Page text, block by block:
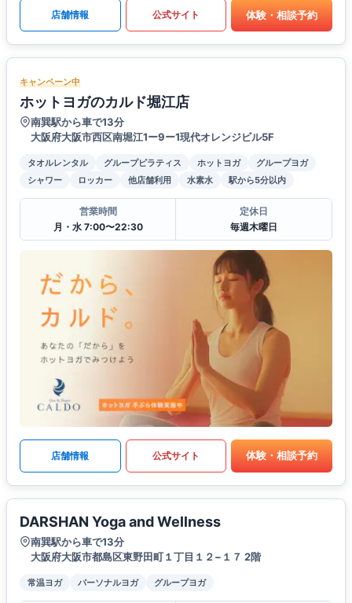
店舗情報 公式サイト 体験・相談予約
キャンペーン中
ホットヨガのカルド堀江店
南巽駅から車で13分
大阪府大阪市西区南堀江1ー9ー1現代オレンジビル5F
タオルレンタル グループピラティス ホットヨガ
グループヨガ
シャワー
ロッカー 他店舗利用 水素水 駅から5分以内
営業時間
月・水 7:00〜22:30
定休日
毎週木曜日
店舗情報 公式サイト 体験・相談予約
DARSHAN Yoga and Wellness
南巽駅から車で13分
大阪府大阪市都島区東野田町１丁目１２−１７ 2階
常温ヨガ パーソナルヨガ グループヨガ